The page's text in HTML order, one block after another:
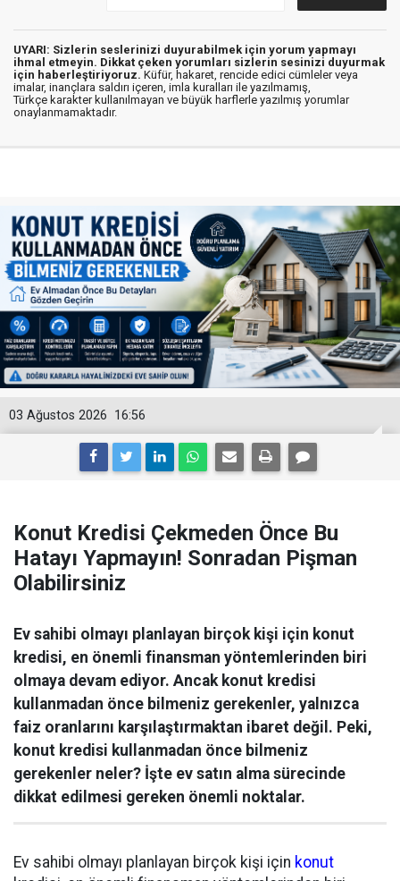
UYARI: Sizlerin seslerinizi duyurabilmek için yorum yapmayı
ihmal etmeyin. Dikkat çeken yorumları sizlerin sesinizi duyurmak
için haberleştiriyoruz. Küfür, hakaret, rencide edici cümleler veya
imalar, inançlara saldırı içeren, imla kuralları ile yazılmamış,
Türkçe karakter kullanılmayan ve büyük harflerle yazılmış yorumlar
onaylanmamaktadır.
16:56
03 Ağustos 2026
Konut Kredisi Çekmeden Önce Bu
Hatayı Yapmayın! Sonradan Pişman
Olabilirsiniz
Ev sahibi olmayı planlayan birçok kişi için konut
kredisi, en önemli finansman yöntemlerinden biri
olmaya devam ediyor. Ancak konut kredisi
kullanmadan önce bilmeniz gerekenler, yalnızca
faiz oranlarını karşılaştırmaktan ibaret değil. Peki,
konut kredisi kullanmadan önce bilmeniz
gerekenler neler? İşte ev satın alma sürecinde
dikkat edilmesi gereken önemli noktalar.
Ev sahibi olmayı planlayan birçok kişi için konut